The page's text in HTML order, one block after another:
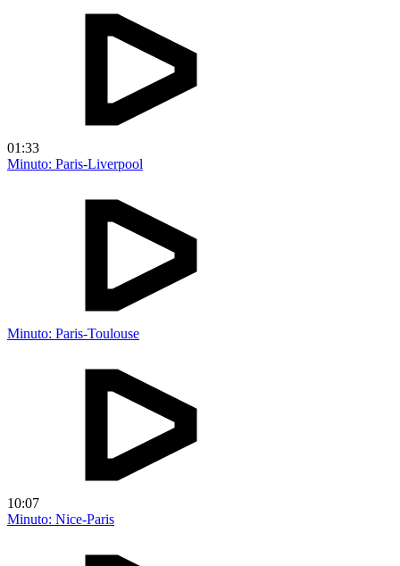
01:33
Minuto: Paris-Liverpool
Minuto: Paris-Toulouse
10:07
Minuto: Nice-Paris